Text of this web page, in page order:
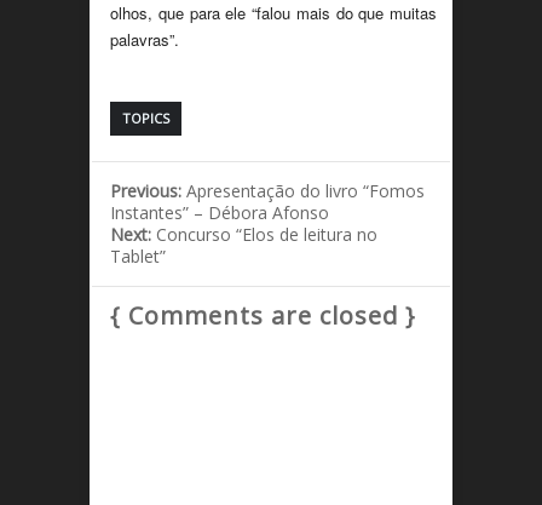
olhos, que para ele “falou mais do que muitas
palavras”.
TOPICS
Previous: Apresentação do livro “Fomos
Instantes” – Débora Afonso
Next: Concurso “Elos de leitura no
Tablet”
{ Comments are closed }